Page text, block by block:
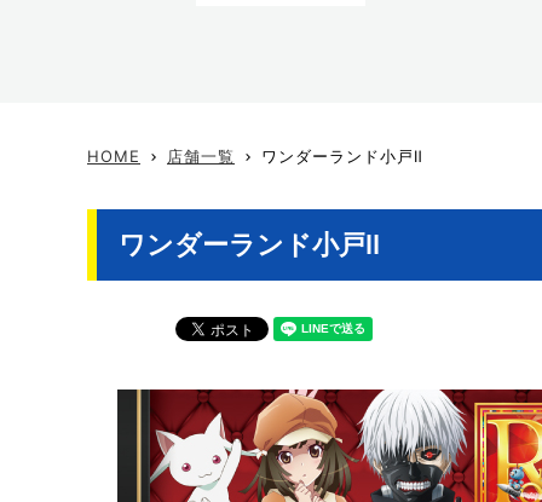
HOME keyboard_arrow_right 店舗一覧 keyboard_arrow_right ワンダーランド小戸Ⅱ
ワンダーランド小戸Ⅱ